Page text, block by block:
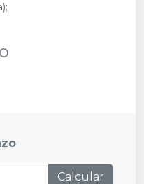
Calcular